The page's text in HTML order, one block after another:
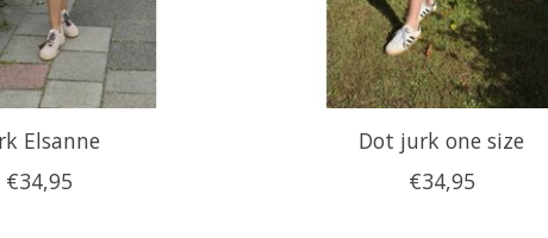
Elsanne
€34,95
Dot jurk one size
€34,95